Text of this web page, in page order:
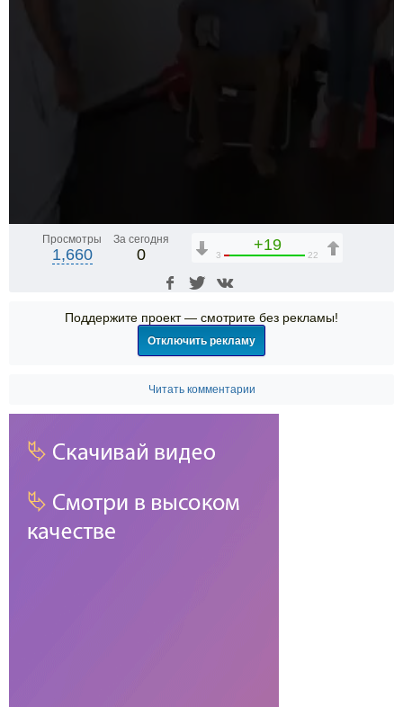
Просмотры
1,660
За сегодня
0
+19
3 22
Поддержите проект — смотрите без рекламы!
Отключить рекламу
Читать комментарии